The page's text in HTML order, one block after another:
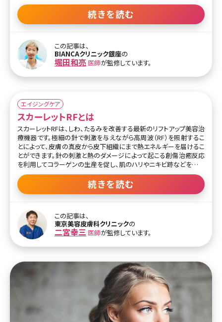
「リガメント法」と呼ばれる方法では骨とSMAS、皮膚をつなぎとめて
いる靭帯（リガメント）をいったん切り離し、皮膚やSMASを引き上げ
トを使って引き上げを行うと、後戻りがしにくく、効果が持続しやすい
と言われています。
広範囲の引き上げが期待でき、効果は半永久的に続きます。40代以
降、たるみが顕著な方に適応となる施術です。
続きを読む
この記事は、
BIANCAクリニック銀座の
堀田和亮 医師が監修しています。
エイジングケア
スカーレットRFとは
スカーレットRFは、しわ、たるみを改善する最新のリフトアップ美容治
療機器です。極細の針で刺激を与えながら高周波（RF）を照射するこ
とによって、皮膚の真皮から皮下組織にまで熱エネルギーを届けるこ
とができます。針の刺激と熱のダメージによって起こる創傷治癒反応
を利用してコラーゲンの生産を促し、肌のハリやニキビ跡などを改善
する施術です。
頬や額、首といったパーツはもちろん、鼻や眉の下、下まぶたのキワな
を通じて照射されるため、頭皮内に照射し生え際部分の引き締めを
図ることも可能です。RFを照射する従来の治療と比べ、表皮へのダメ
ージや痛みが少ないのも特徴でしょう。
続きを読む
この記事は、
東京美容皮膚科クリニックの
二宮幸三 医師が監修しています。